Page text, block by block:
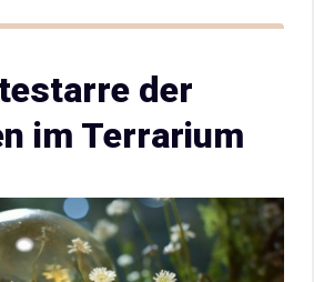
der
im Terrarium